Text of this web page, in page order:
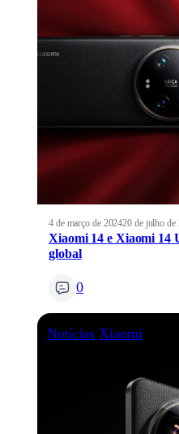
4 de março de 202420 de julho de
Xiaomi 14 e Xiaomi 14
global
0
Notícias Xiaomi